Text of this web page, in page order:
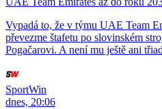
Vypadá to, že v týmu UAE Team
převezme štafetu po slovinském
Pogačarovi. A není mu ještě ani
SportWin
dnes, 20:06